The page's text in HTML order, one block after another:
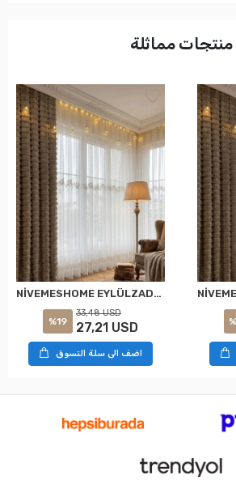
منتجات مماثلة
NİVEMESHOME EYLÜLZADE GOLD DETAY 1/2,5 PİLELİ TÜL PERDE APM
%19
33,48 USD
27,21 USD
اضف الى سلة التسوق